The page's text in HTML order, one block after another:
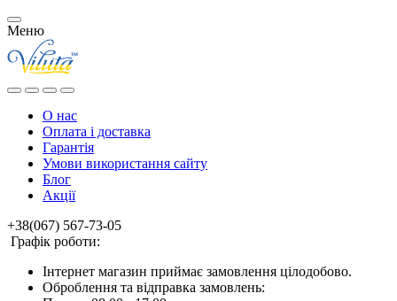
Меню
О нас
Оплата і доставка
Гарантія
Умови використання сайту
Блог
Акції
+38(067) 567-73-05
Графік роботи:
Інтернет магазин приймає замовлення цілодобово.
Оброблення та відправка замовлень: